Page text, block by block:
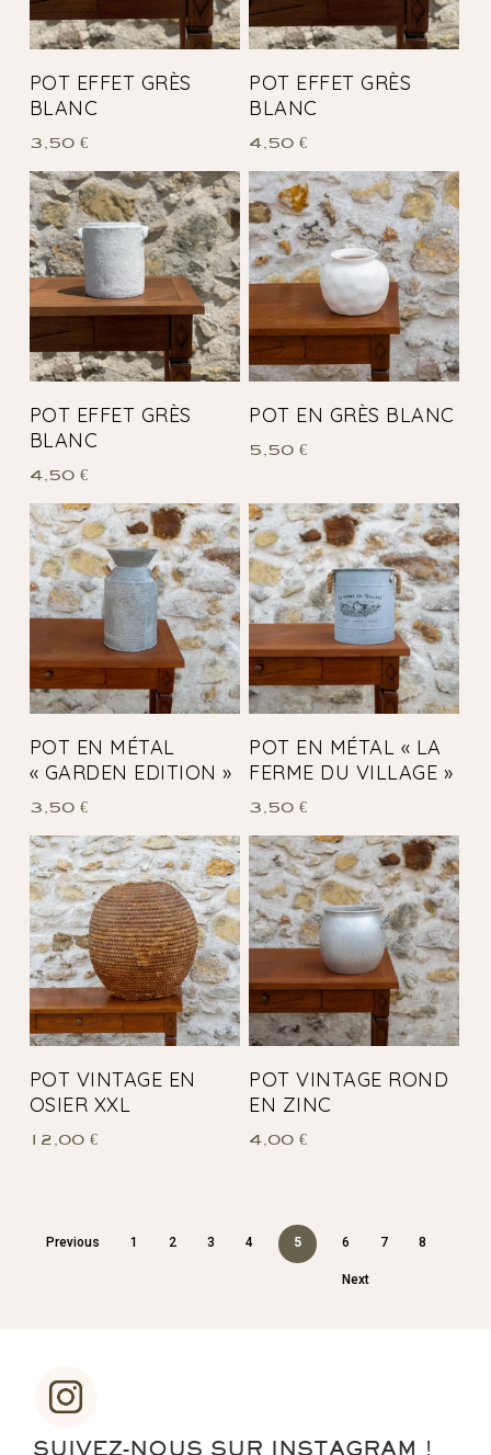
POT EFFET GRÈS
BLANC
3,50 €
POT EFFET GRÈS
BLANC
4,50€
POT EFFET GRÈS
BLANC
4,50 €
POT EN GRÈS BLANC
5,50€
POT EN MÉTAL
« GARDEN EDITION »
3,50 €
POT EN MÉTAL « LA
FERME DU VILLAGE »
3,50€
POT VINTAGE EN
OSIER XXL
12,00 €
POT VINTAGE ROND
EN ZINC
4,00€
Previous 1 2 3 4 5 6 7 8
Next
SUIVEZ-NOUS SUR INSTAGRAM !